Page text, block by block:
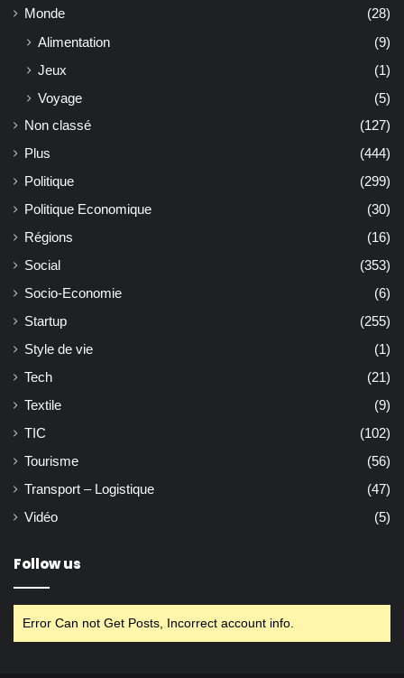
Monde
(28)
Alimentation
(9)
Jeux
(1)
Voyage
(5)
Non classé
(127)
Plus
(444)
Politique
(299)
Politique Economique
(30)
Régions
(16)
Social
(353)
Socio-Economie
(6)
Startup
(255)
Style de vie
(1)
Tech
(21)
Textile
(9)
TIC
(102)
Tourisme
(56)
Transport – Logistique
(47)
Vidéo
(5)
Follow us
Error Can not Get Posts, Incorrect account info.